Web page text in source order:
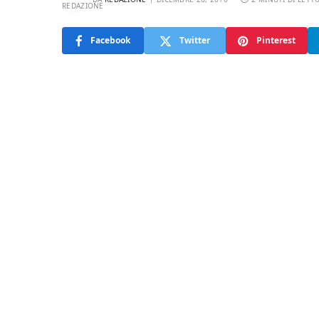
Facebook Twitter Pinterest